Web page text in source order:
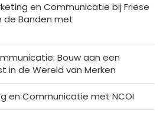
en Communicatie bij Friese
de Banden met
Bouw aan een
in de Wereld van Merken
en Communicatie met NCOI